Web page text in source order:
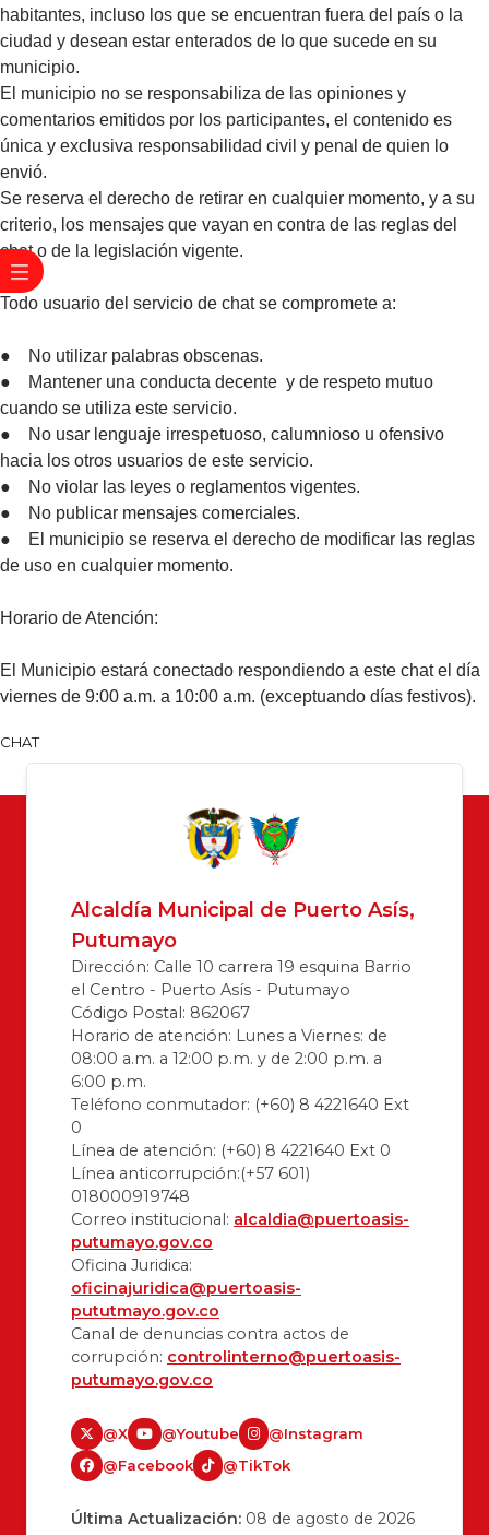
habitantes, incluso los que se encuentran fuera del país o la
ciudad y desean estar enterados de lo que sucede en su
municipio.
El municipio no se responsabiliza de las opiniones y
comentarios emitidos por los participantes, el contenido es
única y exclusiva responsabilidad civil y penal de quien lo
envió.
Se reserva el derecho de retirar en cualquier momento, y a su
criterio, los mensajes que vayan en contra de las reglas del
chat o de la legislación vigente.
Todo usuario del servicio de chat se compromete a:
● No utilizar palabras obscenas.
● Mantener una conducta decente y de respeto mutuo
cuando se utiliza este servicio.
● No usar lenguaje irrespetuoso, calumnioso u ofensivo
hacia los otros usuarios de este servicio.
● No violar las leyes o reglamentos vigentes.
● No publicar mensajes comerciales.
● El municipio se reserva el derecho de modificar las reglas
de uso en cualquier momento.​
Horario de Atención:
El Municipio estará conectado respondiendo a este chat el día
viernes de 9:00 a.m. a 10:00 a.m. (exceptuando días festivos).​​​​
​​CHAT​​​​​
Alcaldía Municipal de Puerto Asís,
Putumayo
Dirección: Calle 10 carrera 19 esquina Barrio
el Centro - Puerto Asís - Putumayo
Código Postal: 862067
Horario de atención: Lunes a Viernes: de
08:00 a.m. a 12:00 p.m. y de 2:00 p.m. a
6:00 p.m.
Teléfono conmutador: (+60) 8 4221640 Ext
0
Línea de atención: (+60) 8 4221640 Ext 0
Línea anticorrupción:(+57 601)
018000919748
Correo institucional: alcaldia@puertoasis-
putumayo.gov.co
Oficina Juridica:
oficinajuridica@puertoasis-
pututmayo.gov.co
Canal de denuncias contra actos de
corrupción: controlinterno@puertoasis-
putumayo.gov.co
@X @Youtube
@Instagram
@Facebook
@TikTok
Última Actualización: 08 de agosto de 2026